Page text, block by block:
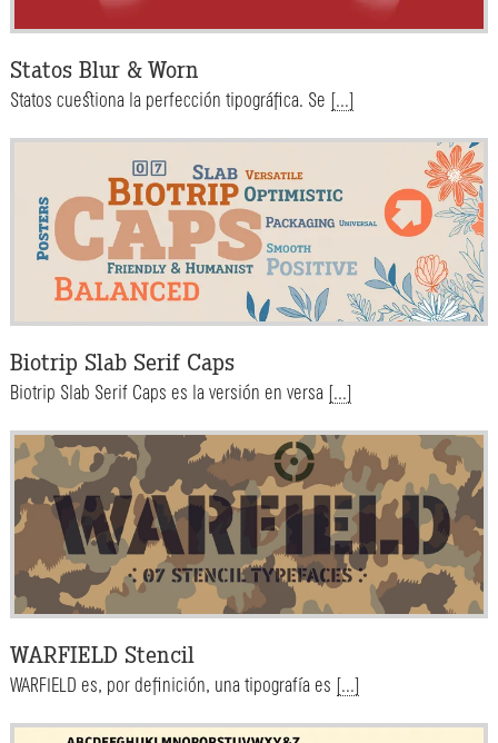
Statos Blur & Worn
Statos cuestiona la perfección tipográfica. Se [...]
Biotrip Slab Serif Caps
Biotrip Slab Serif Caps es la versión en versa [...]
WARFIELD Stencil
WARFIELD es, por definición, una tipografía es [...]